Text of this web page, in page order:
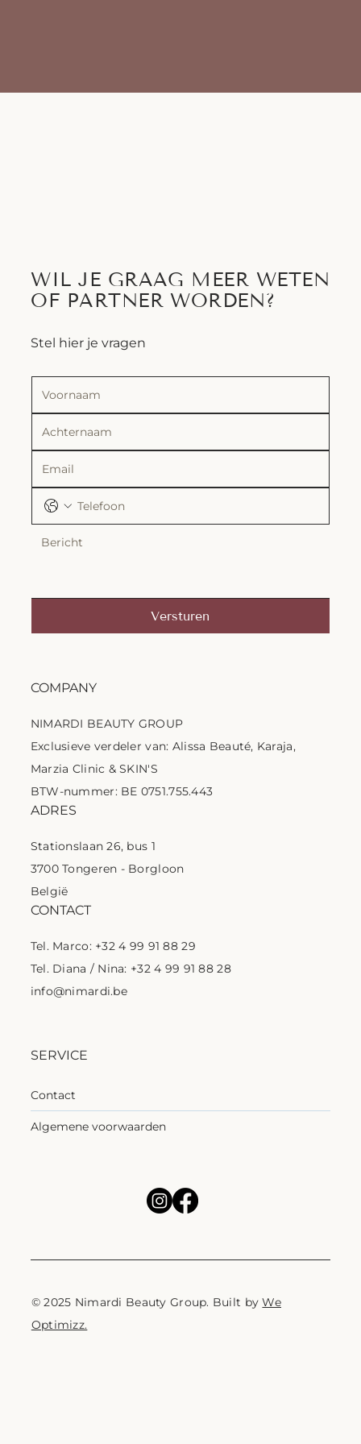
WIL JE GRAAG MEER WETEN
OF PARTNER WORDEN?
Stel hier je vragen
Versturen
© 2025 Nimardi Beauty Group. Built byWe
Optimizz.
SERVICE
Contact
Algemene voorwaarden
COMPANY
NIMARDI BEAUTY GROUP
Exclusieve verdeler van: Alissa Beauté, Karaja,
Marzia Clinic & SKIN'S
BTW-nummer: BE 0751.755.443
ADRES
Stationslaan 26, bus 1
3700 Tongeren - Borgloon
België
CONTACT
Tel. Marco: +32 4 99 91 88 29
Tel. Diana / Nina: +32 4 99 91 88 28
info@nimardi.be